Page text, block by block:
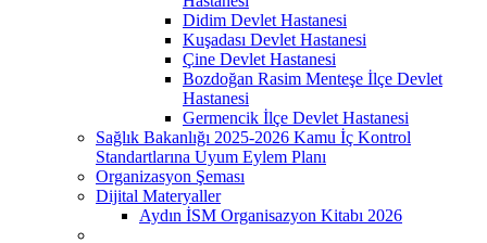
Didim Devlet Hastanesi
Kuşadası Devlet Hastanesi
Çine Devlet Hastanesi
Bozdoğan Rasim Menteşe İlçe Devlet
Hastanesi
Germencik İlçe Devlet Hastanesi
Sağlık Bakanlığı 2025-2026 Kamu İç Kontrol
Standartlarına Uyum Eylem Planı
Organizasyon Şeması
Dijital Materyaller
Aydın İSM Organisazyon Kitabı 2026